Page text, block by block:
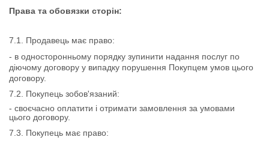
Права та обовязки сторін:
7.1. Продавець має право:
- в односторонньому порядку зупинити надання послуг по
діючому договору у випадку порушення Покупцем умов цього
договору.
7.2. Покупець зобов'язаний:
- своєчасно оплатити і отримати замовлення за умовами
цього договору.
7.3. Покупець має право: